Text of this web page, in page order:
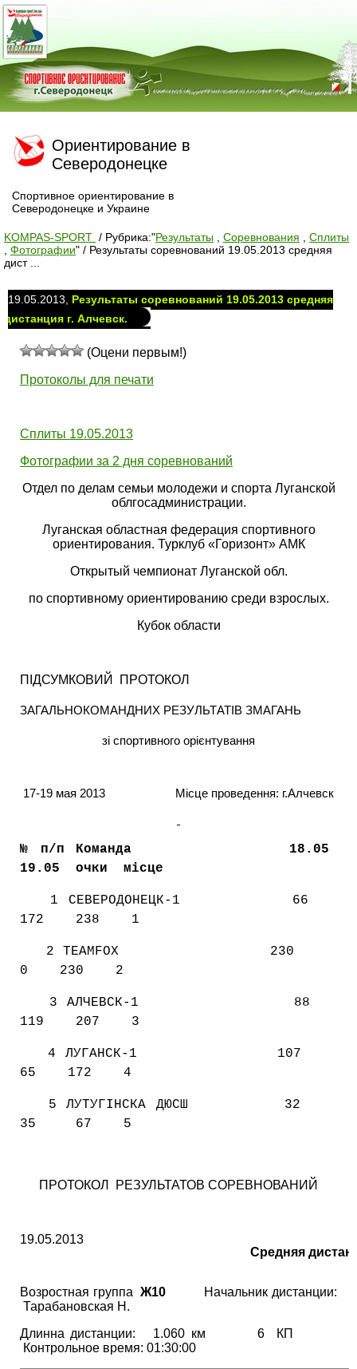
Ориентирование в
Северодонецке
Спортивное ориентирование в
Северодонецке и Украине
KOMPAS-SPORT / Рубрика:"Результаты Соревнования
Сплиты
Фотографии" / Результаты соревнований 19.05.2013 средняя
дист ...
19.05.2013, Результаты соревнований 19.05.2013 средняя
дистанция г. Алчевск.
(Оцени первым!)
Протоколы для печати
Сплиты 19.05.2013
Фотографии за 2 дня соревнований
Отдел по делам семьи молодежи и спорта Луганской
облгосадминистрации.
Луганская областная федерация спортивного
ориентирования. Турклуб «Горизонт» АМК
Открытый чемпионат Луганской обл.
по спортивному ориентированию среди взрослых.
Кубок области
ПІДСУМКОВИЙ ПРОТОКОЛ
ЗАГАЛЬНОКОМАНДНИХ РЕЗУЛЬТАТІВ ЗМАГАНЬ
зі спортивного орієнтування
17-19 мая 2013 Місце проведення: г.Алчевск
№ п/п Команда
18.05
19.05
очки місце
1 СЕВЕРОДОНЕЦК-1
66
172
238 1
2 TEAMFOX
230
0
230 2
3 АЛЧЕВСК-1
88
119
207 3
4 ЛУГАНСК-1
107
65
172 4
5 ЛУТУГІНСКА ДЮСШ
32
35
67 5
ПРОТОКОЛ РЕЗУЛЬТАТОВ СОРЕВНОВАНИЙ
19.05.2013
Средняя
Возростная группаЖ10
Начальник дистанции:
Тарабановская Н.
Длинна дистанции: 1.060 км 6 КП
Контрольное время: 01:30:00